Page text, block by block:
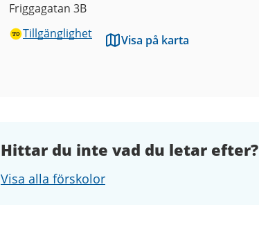
Friggagatan 3B
Tillgänglighet
Visa på karta
Hittar du inte vad du letar efter?
Visa alla förskolor